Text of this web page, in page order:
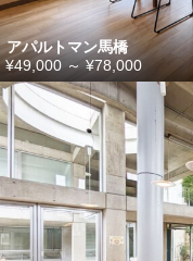
アパルトマン馬橋
¥49,000～¥78,000